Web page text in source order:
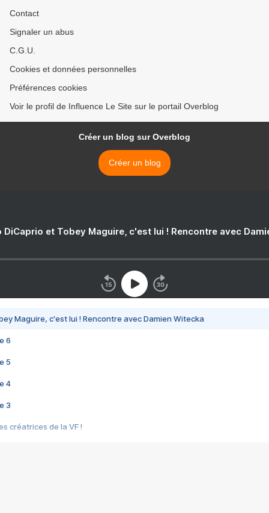
Contact
Signaler un abus
C.G.U.
Cookies et données personnelles
Préférences cookies
Voir le profil de Influence Le Site sur le portail Overblog
Créer un blog sur Overblog
Créer un blog
DiCaprio et Tobey Maguire, c'est lui ! Rencontre avec
Maguire, c'est lui ! Rencontre avec Damien Witecka
6
5
4
3
créatrices de la VF !